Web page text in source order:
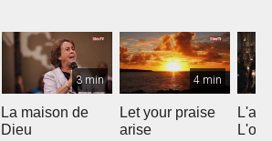
3 min
La maison de
Dieu
4 min
Let your praise
arise